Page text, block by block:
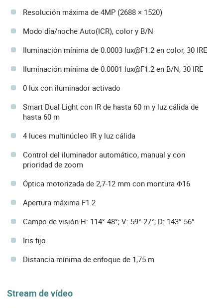
Resolución máxima de 4MP (2688 × 1520)
Modo día/noche Auto(ICR), color y B/N
Iluminación mínima de 0.0003 lux@F1.2 en color, 30 IRE
Iluminación mínima de 0.0001 lux@F1.2 en B/N, 30 IRE
0 lux con iluminador activado
Smart Dual Light con IR de hasta 60 m y luz cálida de
hasta 60 m
4 luces multinúcleo IR y luz cálida
Control del iluminador automático, manual y con
prioridad de zoom
Óptica motorizada de 2,7-12 mm con montura Φ16
Apertura máxima F1.2
Campo de visión H: 114°-48°; V: 59°-27°; D: 143°-56°
Iris fijo
Distancia mínima de enfoque de 1,75 m
Stream de vídeo